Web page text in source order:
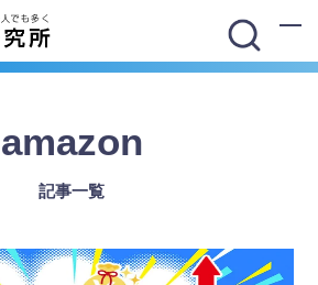
amazon
記事一覧